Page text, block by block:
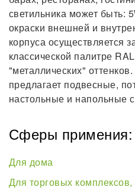
светильника может быть:
окраски внешней и
корпуса осуществляется
классической палитре
"металлических"
предлагает подвесные,
настольные и напольные
Сферы примения:
Для дома
Для торговых